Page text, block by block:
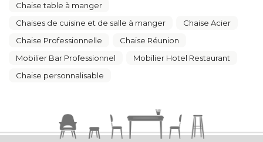
Chaise table à manger
Chaises de cuisine et de salle à manger
Chaise Acier
Chaise Professionnelle
Chaise Réunion
Mobilier Bar Professionnel
Mobilier Hotel Restaurant
Chaise personnalisable